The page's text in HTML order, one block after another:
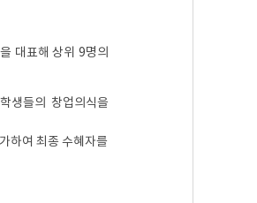
대표해 상위 9명의
생들의 창업의식을
하여 최종 수혜자를